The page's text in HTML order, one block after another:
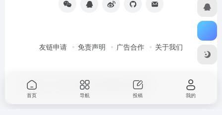
友链申请 免责声明 广告合作 关于我们
Copyright © 2026 老张导航 强力驱动
首页 导航 投稿 我的